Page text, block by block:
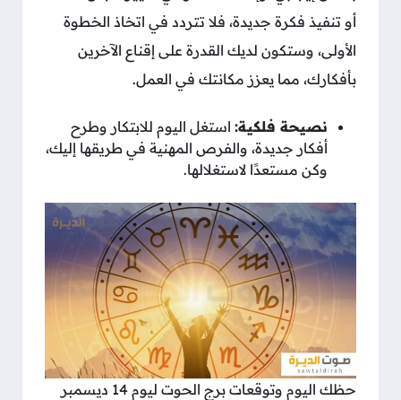
أو تنفيذ فكرة جديدة، فلا تتردد في اتخاذ الخطوة
الأولى، وستكون لديك القدرة على إقناع الآخرين
بأفكارك، مما يعزز مكانتك في العمل.
نصيحة فلكية: استغل اليوم للابتكار وطرح
أفكار جديدة، والفرص المهنية في طريقها إليك،
وكن مستعدًا لاستغلالها.
حظك اليوم وتوقعات برج الحوت ليوم 14 ديسمبر